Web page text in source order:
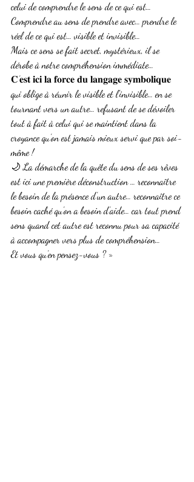
celui de comprendre le sens de ce qui est…
Comprendre au sens de prendre avec… prendre le
réel de ce qui est… visible et invisible…
Mais ce sens se fait secret, mystérieux, il se
dérobe à notre compréhension immédiate…
𝐂’𝐞𝐬𝐭 𝐢𝐜𝐢 𝐥𝐚 𝐟𝐨𝐫𝐜𝐞 𝐝𝐮 𝐥𝐚𝐧𝐠𝐚𝐠𝐞 𝐬𝐲𝐦𝐛𝐨𝐥𝐢𝐪𝐮𝐞
qui oblige à réunir le visible et l’invisible… en se
tournant vers un autre… refusant de se dévoiler
tout à fait à celui qui se maintient dans la
croyance qu’on est jamais mieux servi que par soi-
même !
🌙 La démarche de la quête du sens de ses rêves
est ici une première déconstruction … reconnaître
le besoin de la présence d’un autre… reconnaître ce
besoin caché qu’on a besoin d’aide… car tout prend
sens quand cet autre est reconnu pour sa capacité
à accompagner vers plus de compréhension…
Et vous qu’en pensez-vous ? »